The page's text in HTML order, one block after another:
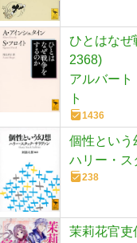
ひとはなぜ
2368)
アルバート
ト
1436
個性という
ハリー・ス
238
茉莉花官吏